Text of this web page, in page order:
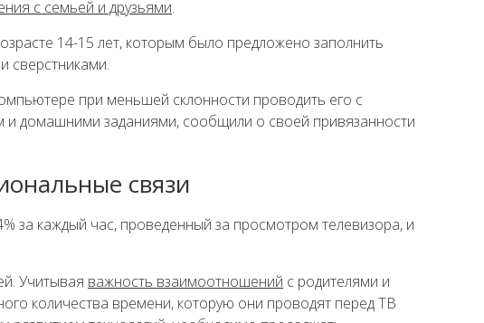
с семьей и друзьями.
14-15 лет, которым было предложено заполнить
сверстниками.
при меньшей склонности проводить его с
и домашними заданиями, сообщили о своей привязанности
связи
за каждый час, проведенный за просмотром телевизора, и
Учитывая важность взаимоотношений с родителями и
количества времени, которую они проводят перед ТВ